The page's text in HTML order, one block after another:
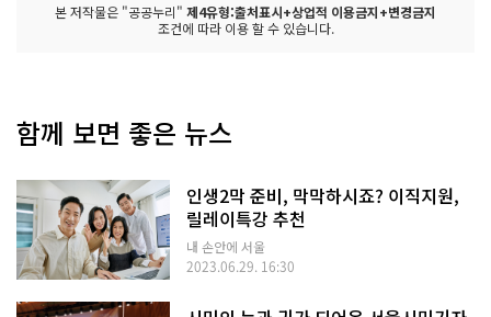
본 저작물은 "공공누리" 제4유형:출처표시+상업적 이용금지+변경금지
조건에 따라 이용 할 수 있습니다.
함께 보면 좋은 뉴스
인생2막 준비, 막막하시죠? 이직지원,
릴레이특강 추천
내 손안에 서울
2023.06.29. 16:30